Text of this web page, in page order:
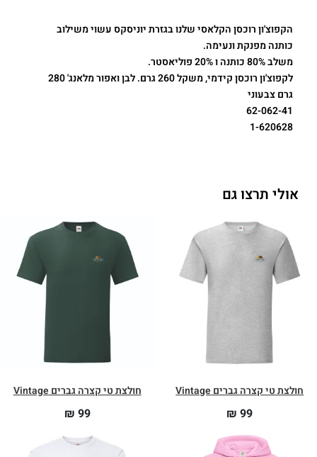
הקפוצ'ון רוכסן הקלאסי שלנו בגזרת יוניסקס עשוי משילוב
כותנה מפנקת ונעימה.
משלב 80% כותנה ו 20% פוליאסטר.
לקפוצ'ון רוכסן קידמי, משקל 260 גרם. לבן ואפור מלאנג' 280
גרם צבעוני
62-062-41
1-620628
אולי תרצו גם
חולצת טי קצרה גברים Vintage
₪99
חולצת טי קצרה גברים Vintage
₪99